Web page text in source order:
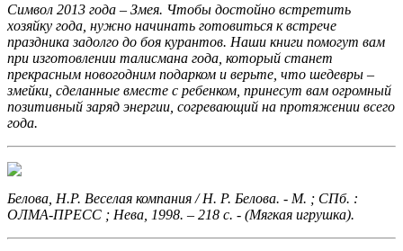
Символ 2013 года – Змея. Чтобы достойно встретить
хозяйку года, нужно начинать готовиться к встрече
праздника задолго до боя курантов. Наши книги помогут вам
при изготовлении талисмана года, который станет
прекрасным новогодним подарком и верьте, что шедевры –
змейки, сделанные вместе с ребенком, принесут вам огромный
позитивный заряд энергии, согревающий на протяжении всего
года.
Белова, Н.Р. Веселая компания / Н. Р. Белова. - М. ; СПб. :
ОЛМА-ПРЕСС ; Нева, 1998. – 218 с. - (Мягкая игрушка).